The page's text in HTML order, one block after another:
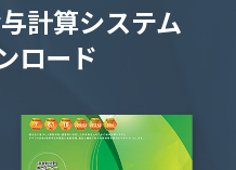
計算システム
ロード